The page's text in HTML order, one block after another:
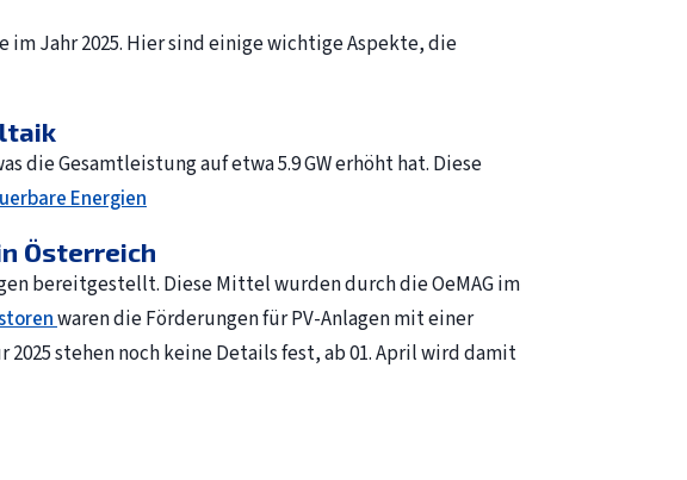
Jahr 2025. Hier sind einige wichtige Aspekte, die
die Gesamtleistung auf etwa 5.9 GW erhöht hat. Diese
Energien
Österreich
bereitgestellt. Diese Mittel wurden durch die OeMAG im
waren die Förderungen für PV-Anlagen mit einer
2025 stehen noch keine Details fest, ab 01. April wird damit